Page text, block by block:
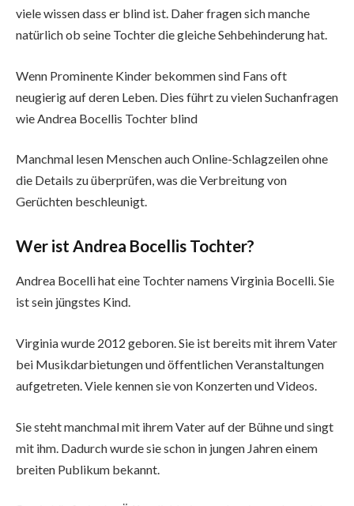
viele wissen dass er blind ist. Daher fragen sich manche
natürlich ob seine Tochter die gleiche Sehbehinderung hat.
Wenn Prominente Kinder bekommen sind Fans oft
neugierig auf deren Leben. Dies führt zu vielen Suchanfragen
wie Andrea Bocellis Tochter blind
Manchmal lesen Menschen auch Online-Schlagzeilen ohne
die Details zu überprüfen, was die Verbreitung von
Gerüchten beschleunigt.
Wer ist Andrea Bocellis Tochter?
Andrea Bocelli hat eine Tochter namens Virginia Bocelli. Sie
ist sein jüngstes Kind.
Virginia wurde 2012 geboren. Sie ist bereits mit ihrem Vater
bei Musikdarbietungen und öffentlichen Veranstaltungen
aufgetreten. Viele kennen sie von Konzerten und Videos.
Sie steht manchmal mit ihrem Vater auf der Bühne und singt
mit ihm. Dadurch wurde sie schon in jungen Jahren einem
breiten Publikum bekannt.